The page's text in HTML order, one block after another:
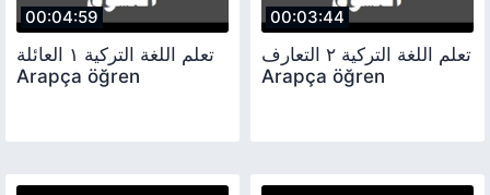
00:04:59
تعلم اللغة التركية ١ العائلة
Arapça öğren
00:03:44
تعلم اللغة التركية ٢ التعارف
Arapça öğren